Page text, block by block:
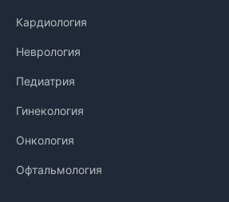
Кардиология
Неврология
Педиатрия
Гинекология
Онкология
Офтальмология